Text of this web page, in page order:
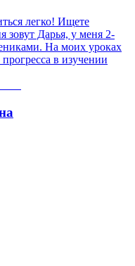
легко! Ищете
зовут Дарья, у меня 2-
На моих уроках
в изучении